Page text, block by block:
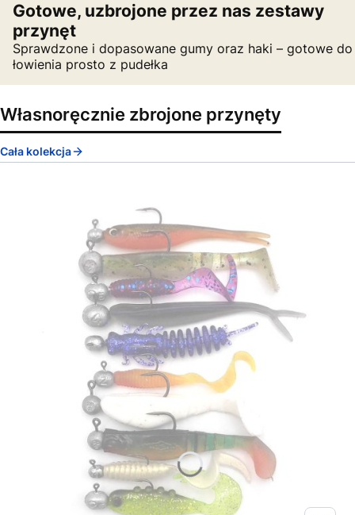
Gotowe, uzbrojone przez nas zestawy
przynęt
Sprawdzone i dopasowane gumy oraz haki – gotowe do
łowienia prosto z pudełka
Własnoręcznie zbrojone przynęty
Cała kolekcja